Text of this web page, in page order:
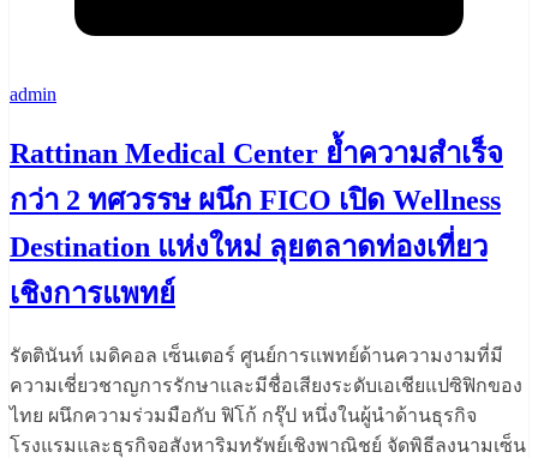
admin
Rattinan Medical Center ย้ำความสำเร็จ
กว่า 2 ทศวรรษ ผนึก FICO เปิด Wellness
Destination แห่งใหม่ ลุยตลาดท่องเที่ยว
เชิงการแพทย์
รัตตินันท์ เมดิคอล เซ็นเตอร์ ศูนย์การแพทย์ด้านความงามที่มี
ความเชี่ยวชาญการรักษาและมีชื่อเสียงระดับเอเชียแปซิฟิกของ
ไทย ผนึกความร่วมมือกับ ฟิโก้ กรุ๊ป หนึ่งในผู้นำด้านธุรกิจ
โรงแรมและธุรกิจอสังหาริมทรัพย์เชิงพาณิชย์ จัดพิธีลงนามเซ็น